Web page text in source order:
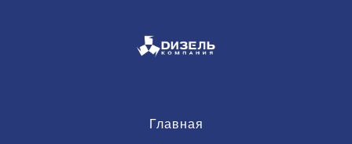
Главная